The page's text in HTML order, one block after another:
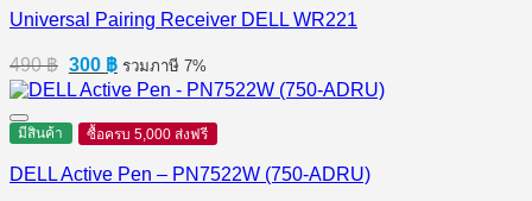
Universal Pairing Receiver DELL WR221
490฿ Original
price
was:
490 ฿.
300 ฿Current
price
is:
300 ฿.
รวมภาษี 7%
มีสินค้า ซื้อครบ 5,000 ส่งฟรี
DELL Active Pen – PN7522W (750-ADRU)